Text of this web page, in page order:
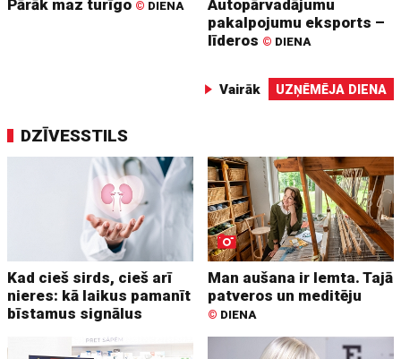
Pārāk maz turīgo © DIENA
Autopārvadājumu
pakalpojumu eksports –
līderos © DIENA
Vairāk UZŅĒMĒJA DIENA
DZĪVESSTILS
Kad cieš sirds, cieš arī
nieres: kā laikus pamanīt
bīstamus signālus
Man aušana ir lemta. Tajā
patveros un meditēju
© DIENA